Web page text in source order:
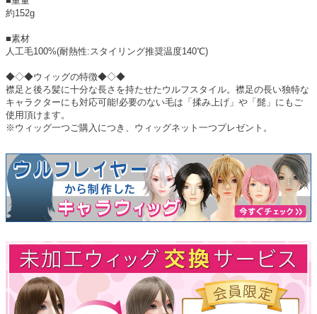
約152g
■素材
人工毛100%(耐熱性:スタイリング推奨温度140℃)
◆◇◆ウィッグの特徴◆◇◆
襟足と後ろ髪に十分な長さを持たせたウルフスタイル。襟足の長い独特な
キャラクターにも対応可能!必要のない毛は「揉み上げ」や「髭」にもご
使用頂けます。
※ウィッグ一つご購入につき、ウィッグネット一つプレゼント。